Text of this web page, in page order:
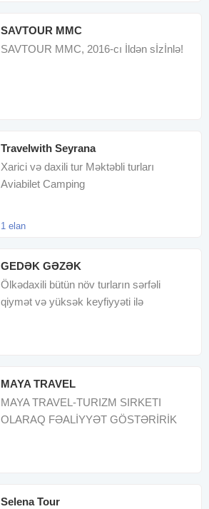
SAVTOUR MMC
SAVTOUR MMC, 2016-cı İldən sİzİnlə!
Travelwith Seyrana
Xarici və daxili tur Məktəbli turları
Aviabilet Camping
1 elan
GEDƏK GƏZƏK
Ölkədaxili bütün növ turların sərfəli
qiymət və yüksək keyfiyyəti ilə
MAYA TRAVEL
MAYA TRAVEL-TURIZM SIRKETI
OLARAQ FƏALİYYƏT GÖSTƏRİRİK
Selena Tour